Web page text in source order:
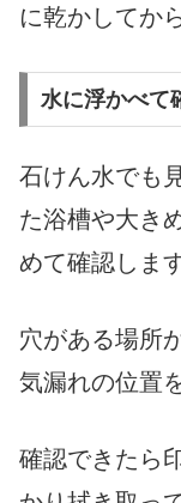
に乾かしてか
水に浮かべて
石けん水でも
た浴槽や大き
めて確認します
穴がある場所
気漏れの位置
確認できたら